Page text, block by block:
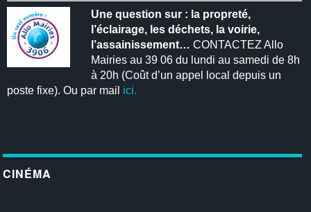
Une question sur : la propreté,
l’éclairage, les déchets, la voirie,
l’assainissement… CONTACTEZ Allo
Mairies au 39 06 du lundi au samedi de 8h
à 20h (Coût d’un appel local depuis un
poste fixe). Ou par mail ici.
CINÉMA